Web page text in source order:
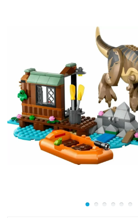
ухаживают за динозаврами. В
предусмотрена доступная
даже дети младшего возраста
собрать конструктор.
Собрав набор, можно воссоздать
интересных сюжетов и игр.
динозавры в комплекте являются
могут быть достаточно опасными,
допустить, чтобы кто-то из них
анкилозавру по имени Бампи
весело в парке, он может целый
также специальным пистолетом с